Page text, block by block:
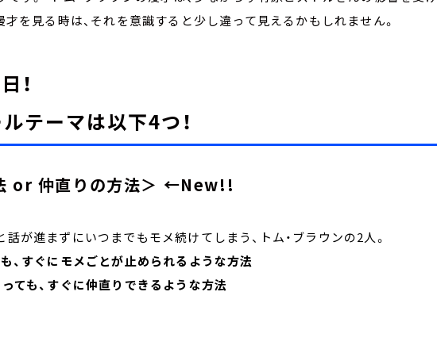
才を見る時は、それを意識すると少し違って見えるかもしれません。
！
テーマは以下4つ！
or 仲直りの方法＞ ←New!!
が進まずにいつまでもモメ続けてしまう、トム・ブラウンの2人。
、すぐにモメごとが止められるような方法
ても、すぐに仲直りできるような方法